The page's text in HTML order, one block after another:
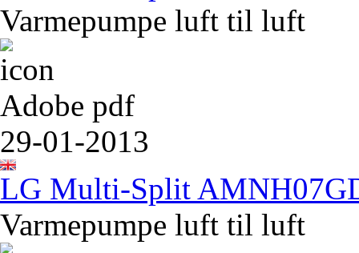
Varmepumpe luft til luft
Adobe pdf
29-01-2013
LG Multi-Split
Varmepumpe luft til luft